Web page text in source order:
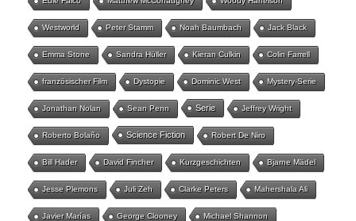
Westworld Peter Stamm Noah Baumbach Jack Black
Emma Stone Sandra Hüller Kieran Culkin Colin Farrell
französischer Film Dystopie Dominic West Mystery-Serie
Jonathan Nolan Sean Penn Serie Jeffrey Wright
Roberto Bolaño Science Fiction Robert De Niro
Bill Hader David Fincher Kurzgeschichten Bjarne Mädel
Jesse Plemons Juli Zeh Clarke Peters Mahershala Ali
Javier Marías George Clooney Michael Shannon